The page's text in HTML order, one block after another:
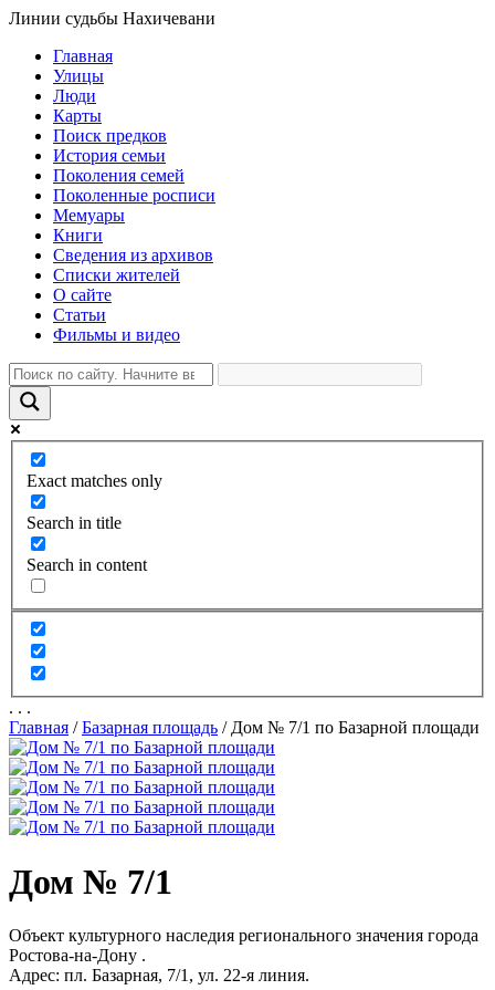
Линии судьбы Нахичевани
Главная
Улицы
Люди
Карты
Поиск предков
История семьи
Поколения семей
Поколенные росписи
Мемуары
Книги
Сведения из архивов
Списки жителей
О сайте
Статьи
Фильмы и видео
Exact matches only
Search in title
Search in content
. . .
Главная /Базарная площадь / Дом № 7/1 по Базарной площади
Дом № 7/1
Объект культурного наследия регионального значения города
Ростова-на-Дону .
Адрес: пл. Базарная, 7/1, ул. 22-я линия.